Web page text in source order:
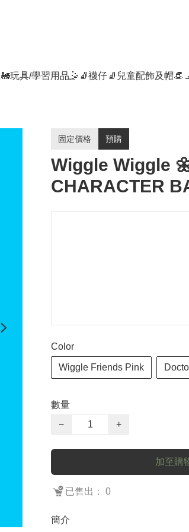
🚂玩具/學習用品🤹 🧦襪仔🧦 兒童配飾及帽👒
固定價格 預購
Wiggle Wiggle
CHARACTER
Color
Wiggle Friends Pink
數量
−
+
加至購
已售出： 0
簡介